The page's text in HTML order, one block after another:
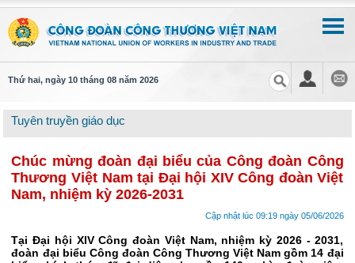
Thứ hai, ngày 10 tháng 08 năm 2026
Tuyên truyền giáo dục
Chúc mừng đoàn đại biểu của Công đoàn Công
Thương Việt Nam tại Đại hội XIV Công đoàn Việt
Nam, nhiệm kỳ 2026-2031
Cập nhật lúc 09:19 ngày 05/06/2026
Tại Đại hội XIV Công đoàn Việt Nam, nhiệm kỳ 2026 - 2031,
đoàn đại biểu Công đoàn Công Thương Việt Nam gồm 14 đại